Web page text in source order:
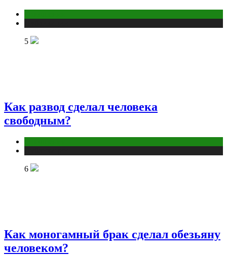
5
Как развод сделал человека
свободным?
6
Как моногамный брак сделал обезьяну
человеком?